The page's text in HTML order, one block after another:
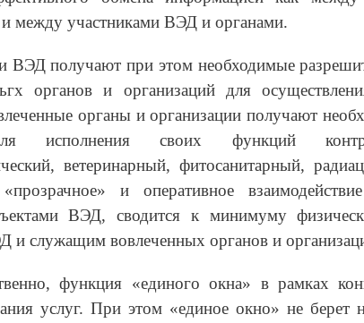
и между участниками ВЭД и органами.
ВЭД получают при этом необходимые
органов и организаций для
органы и организации получают
исполнения своих функций
ветеринарный, фитосанитарный,
и оперативное взаимодействие
ВЭД, сводится к минимуму
и служащим вовлеченных органов и
функция «единого окна» в рамках
услуг. При этом «единое окно» не берет